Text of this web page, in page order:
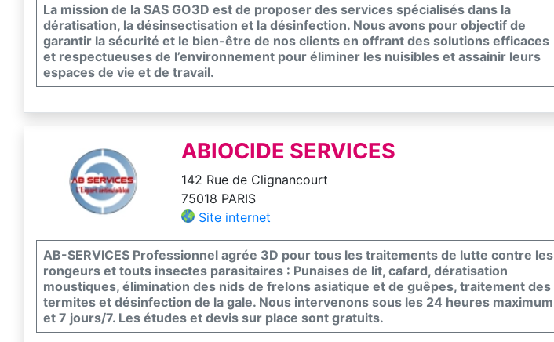
La mission de la SAS GO3D est de proposer des services spécialisés dans la
dératisation, la désinsectisation et la désinfection. Nous avons pour objectif de
garantir la sécurité et le bien-être de nos clients en offrant des solutions efficaces
et respectueuses de l’environnement pour éliminer les nuisibles et assainir leurs
espaces de vie et de travail.
ABIOCIDE SERVICES
142 Rue de Clignancourt
75018 PARIS
Site internet
AB-SERVICES Professionnel agrée 3D pour tous les traitements de lutte contre les
rongeurs et touts insectes parasitaires : Punaises de lit, cafard, dératisation
moustiques, élimination des nids de frelons asiatique et de guêpes, traitement des
termites et désinfection de la gale. Nous intervenons sous les 24 heures maximum
et 7 jours/7. Les études et devis sur place sont gratuits.